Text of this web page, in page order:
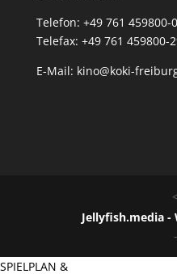
Telefon: +49 761 459800-0
Telefax: +49 761 459800-
E-Mail: kino@koki-
Jellyfish.media -
SPIELPLAN &